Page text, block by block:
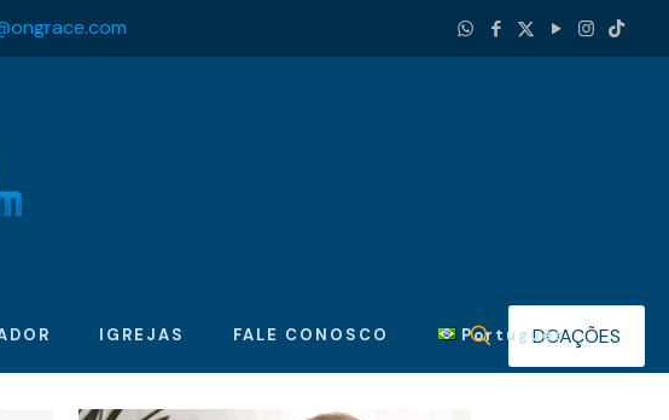
IGREJAS FALE CONOSCO PortuguêsDOAÇÕES